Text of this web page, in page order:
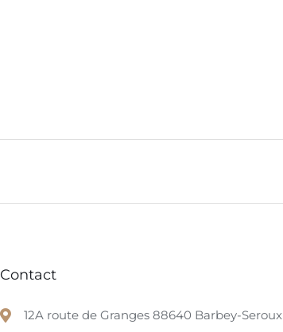
Contact
12A route de Granges 88640 Barbey-Seroux